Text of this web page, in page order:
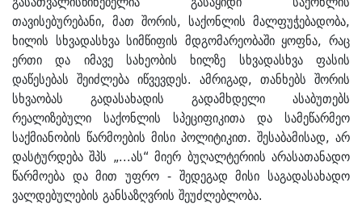
თავისებურებანი, მათ შორის, საქონლის მალფუჭებადობა,
ხილის სხვადასხვა სიმწიფის მდგომარეობაში ყოფნა, რაც
ერთი და იმავე სახეობის ხილზე სხვადასხვა ფასის
დაწესებას შეიძლება იწვევდეს. ამრიგად, თანხებს შორის
სხვაობას გადასახადის გადამხდელი ასაბუთებს
რეალიზებული საქონლის სპეციფიკითა და სამეწარმეო
საქმიანობის წარმოების მისი პოლიტიკით. შესაბამისად, არ
დასტურდება შპს „...ას“ მიერ ბუღალტერიის არასათანადო
წარმოება და მით უფრო - შედეგად მისი საგადასახადო
ვალდებულების განსაზღვრის შეუძლებლობა.